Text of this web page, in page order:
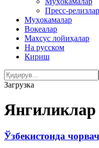
Пресс-релизлар
Муҳокамалар
Воқеалар
Махсус лойиҳалар
На русском
Кириш
Загрузка
Янгиликлар
Ўзбекистонда